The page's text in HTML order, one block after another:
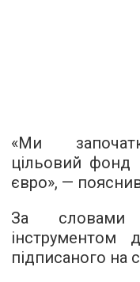
«Ми
цільовий фонд
євро», —
За
інструментом
підписаного на